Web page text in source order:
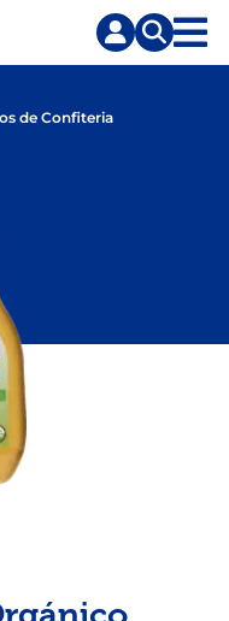
de Confiteria